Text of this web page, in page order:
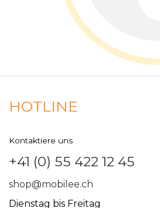
HOTLINE
Kontaktiere uns
+41 (0) 55 422 12 45
shop@mobilee.ch
Dienstag bis Freitag